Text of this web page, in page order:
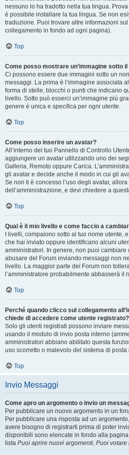
nessuno lo ha tradotto nella tua lingua.
è possibile installare la tua lingua. Se non
traduzione. Puoi trovare altre informazioni
collegamento in fondo ad ogni pagina).
Top
Come posso mostrare un’immagine sotto
Ci possono essere due immagini sotto un
messaggi. La prima è l’immagine associata
forma di stelle, blocchi o punti che indicano
livello. Sotto può esserci un’immagine più
genere è unica e specifica per ogni utente.
Top
Come posso inserire un avatar?
All’interno del tuo Pannello di Controllo
aggiungere un avatar utilizzando uno dei
Galleria, Remoto oppure Carica.
gli avatar e decide anche il modo in cui gli
Se non ti è concesso l’uso degli avatar,
dell’amministrazione, e devi chiedere a
Top
Qual è il mio livello e come faccio a
I livelli, compaiono sotto al tuo nome utente,
che hai inviato oppure identificano alcuni
amministratori. In genere, non puoi
abusare del Forum inviando messaggi non
livello. La maggior parte dei Forum non
l’amministratore probabilmente abbasserà il
Top
Perché quando clicco sul collegamento
chiede di accedere come utente registrato?
Solo gli utenti registrati possono inviare
usando il modulo di invio posta interno
amministratori abbiano abilitato questa
uso scorretto o malevolo del sistema di
Top
Invio Messaggi
Come apro un argomento o invio un
Per pubblicare un nuovo argomento in un
Per pubblicare una risposta ad un
avere bisogno di registrarti prima di poter
disponibili sono elencate in fondo alla
lista Puoi aprire nuovi argomenti, Puoi votare